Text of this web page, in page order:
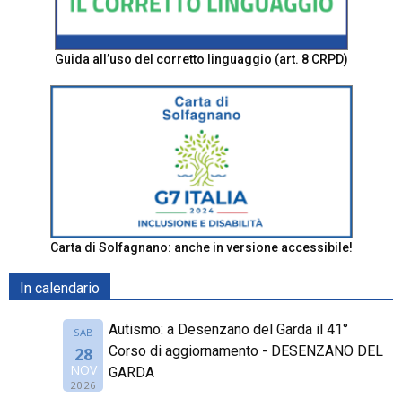
Guida all’uso del corretto linguaggio (art. 8 CRPD)
Carta di Solfagnano: anche in versione accessibile!
In calendario
SAB
28
NOV
2026
Autismo: a Desenzano del Garda il 41°
Corso di aggiornamento - DESENZANO DEL
GARDA